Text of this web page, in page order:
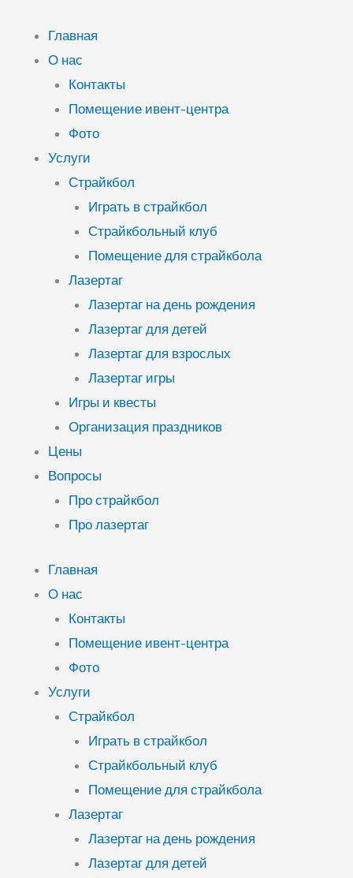
содержимому
Главная
О нас
Контакты
Помещение ивент-центра
Фото
Услуги
Страйкбол
Играть в страйкбол
Страйкбольный клуб
Помещение для страйкбола
Лазертаг
Лазертаг на день рождения
Лазертаг для детей
Лазертаг для взрослых
Лазертаг игры
Игры и квесты
Организация праздников
Цены
Вопросы
Про страйкбол
Про лазертаг
Главная
О нас
Контакты
Помещение ивент-центра
Фото
Услуги
Страйкбол
Играть в страйкбол
Страйкбольный клуб
Помещение для страйкбола
Лазертаг
Лазертаг на день рождения
Лазертаг для детей